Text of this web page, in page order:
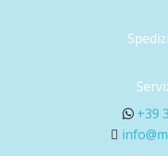
+39